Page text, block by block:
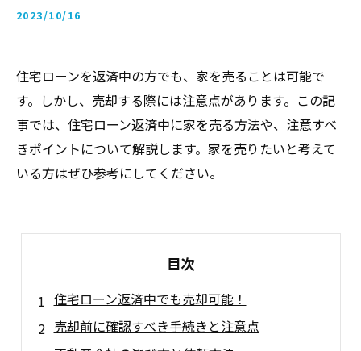
2023/10/16
住宅ローンを返済中の方でも、家を売ることは可能で
す。しかし、売却する際には注意点があります。この記
事では、住宅ローン返済中に家を売る方法や、注意すべ
きポイントについて解説します。家を売りたいと考えて
いる方はぜひ参考にしてください。
目次
住宅ローン返済中でも売却可能！
売却前に確認すべき手続きと注意点